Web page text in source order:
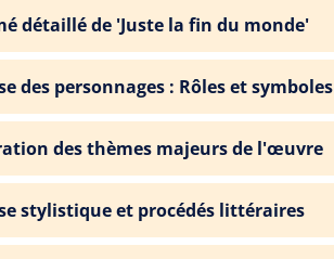
détaillé de 'Juste la fin du monde'
des personnages : Rôles et symboles
des thèmes majeurs de l'œuvre
stylistique et procédés littéraires